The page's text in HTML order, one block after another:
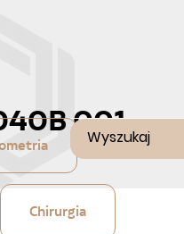
Chirurgia
001